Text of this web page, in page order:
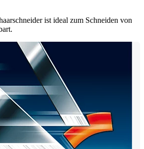
ist ideal zum Schneiden von